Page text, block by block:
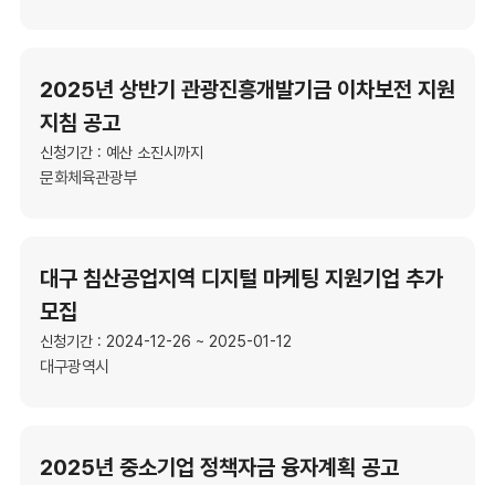
2025년 상반기 관광진흥개발기금 이차보전 지원
지침 공고
신청기간 : 예산 소진시까지
문화체육관광부
대구 침산공업지역 디지털 마케팅 지원기업 추가
모집
신청기간 : 2024-12-26 ~ 2025-01-12
대구광역시
2025년 중소기업 정책자금 융자계획 공고